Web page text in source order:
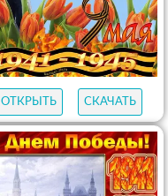
ОТКРЫТЬ СКАЧАТЬ